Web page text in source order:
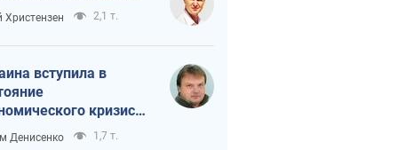
Христензен 2,1 т.
вступила в
кризиса.
ли свет в конце
Денисенко 1,7 т.